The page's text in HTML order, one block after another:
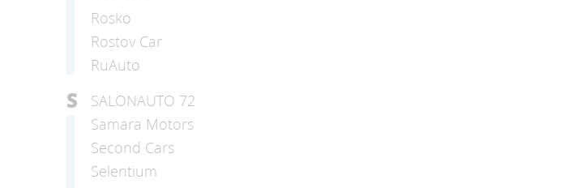
Rosko
Rostov Car
RuAuto
S
SALONAUTO 72
Samara Motors
Second Cars
Selentium